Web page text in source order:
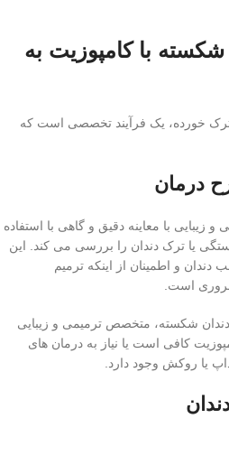
با کامپوزیت به
ترک خورده، یک فرآیند تخصصی است که
با معاینه دقیق و گاهی با استفاده
یا ترک دندان را بررسی می کند. این
و اطمینان از اینکه ترمیم
است.
دندان شکسته، متخصص ترمیمی و زیبایی
کافی است یا نیاز به درمان های
یا روکش وجود دارد.